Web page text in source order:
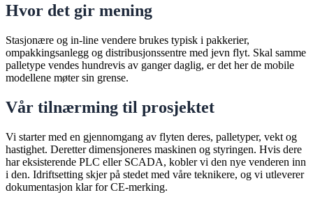
Hvor det gir mening
Stasjonære og in-line vendere brukes typisk i pakkerier,
ompakkingsanlegg og distribusjonssentre med jevn flyt. Skal samme
palletype vendes hundrevis av ganger daglig, er det her de mobile
modellene møter sin grense.
Vår tilnærming til prosjektet
Vi starter med en gjennomgang av flyten deres, palletyper, vekt og
hastighet. Deretter dimensjoneres maskinen og styringen. Hvis dere
har eksisterende PLC eller SCADA, kobler vi den nye venderen inn
i den. Idriftsetting skjer på stedet med våre teknikere, og vi utleverer
dokumentasjon klar for CE-merking.